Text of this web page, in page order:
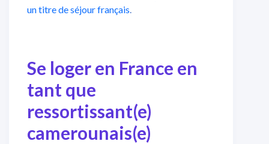
un titre de séjour français.
Se loger en France en
tant que
ressortissant(e)
camerounais(e)